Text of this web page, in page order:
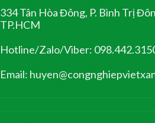
334 Tân Hòa Đông, P. Bình Trị
TP.HCM
Hotline/Zalo/Viber:
Email: